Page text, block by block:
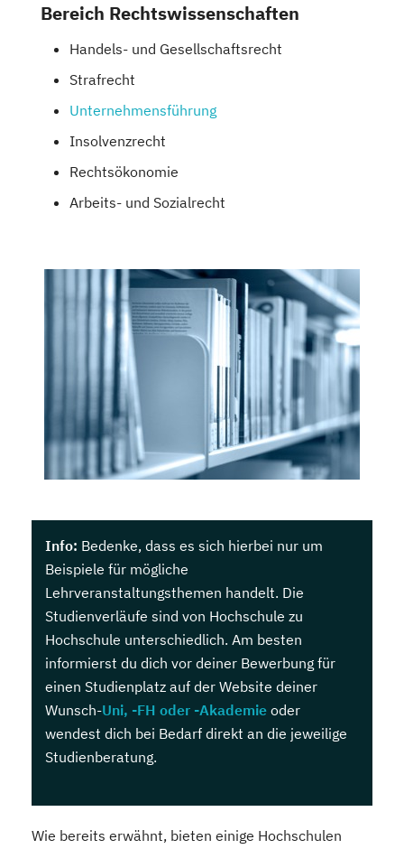
Bereich Rechtswissenschaften
Handels- und Gesellschaftsrecht
Strafrecht
Unternehmensführung
Insolvenzrecht
Rechtsökonomie
Arbeits- und Sozialrecht
Info: Bedenke, dass es sich hierbei nur um
Beispiele für mögliche
Lehrveranstaltungsthemen handelt. Die
Studienverläufe sind von Hochschule zu
Hochschule unterschiedlich. Am besten
informierst du dich vor deiner Bewerbung für
einen Studienplatz auf der Website deiner
Wunsch-Uni, -FH oder -Akademie oder
wendest dich bei Bedarf direkt an die jeweilige
Studienberatung.
Wie bereits erwähnt, bieten einige Hochschulen